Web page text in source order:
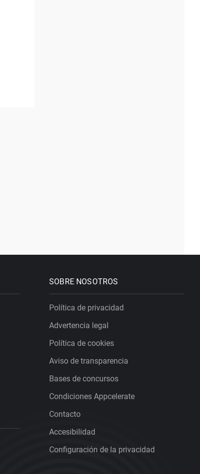
SOBRE NOSOTROS
Política de privacidad
Advertencia legal
Política de cookies
Aviso de transparencia
Bases de concursos
Condiciones Appcelerate
Contacto
Accesibilidad
Configuración de la privacidad